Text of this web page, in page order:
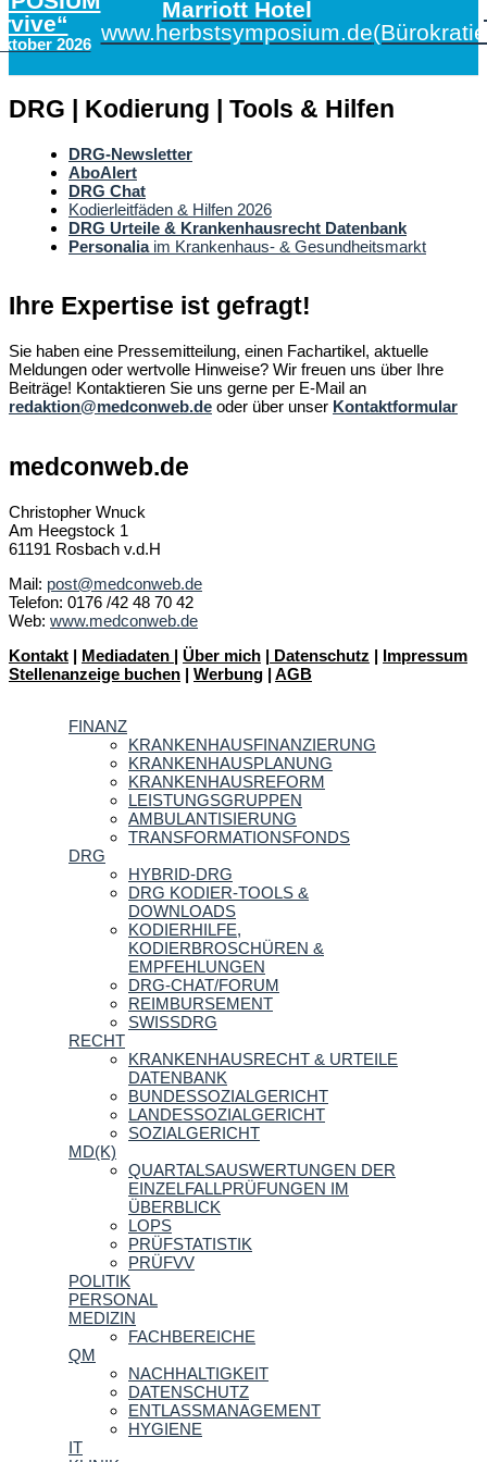
2026
Marriott Hotel
www.herbstsymposium.de
DRG | Kodierung | Tools & Hilfen
DRG-Newsletter
AboAlert
DRG Chat
Kodierleitfäden & Hilfen 2026
DRG Urteile & Krankenhausrecht Datenbank
Personaliaim Krankenhaus- & Gesundheitsmarkt
Ihre Expertise ist gefragt!
Sie haben eine Pressemitteilung, einen Fachartikel, aktuelle
Meldungen oder wertvolle Hinweise? Wir freuen uns über Ihre
Beiträge! Kontaktieren Sie uns gerne per E-Mail an
redaktion@medconweb.de oder über unser Kontaktformular
medconweb.de
Christopher Wnuck
Am Heegstock 1
61191 Rosbach v.d.H
Mail: post@medconweb.de
Telefon: 0176 /42 48 70 42
Web: www.medconweb.de
Kontakt | Mediadaten | Über mich | Datenschutz | Impressum
Stellenanzeige buchen | Werbung | AGB
FINANZ
KRANKENHAUSFINANZIERUNG
KRANKENHAUSPLANUNG
KRANKENHAUSREFORM
LEISTUNGSGRUPPEN
AMBULANTISIERUNG
TRANSFORMATIONSFONDS
DRG
HYBRID-DRG
DRG KODIER-TOOLS &
DOWNLOADS
KODIERHILFE,
KODIERBROSCHÜREN &
EMPFEHLUNGEN
DRG-CHAT/FORUM
REIMBURSEMENT
SWISSDRG
RECHT
KRANKENHAUSRECHT & URTEILE
DATENBANK
BUNDESSOZIALGERICHT
LANDESSOZIALGERICHT
SOZIALGERICHT
MD(K)
QUARTALSAUSWERTUNGEN DER
EINZELFALLPRÜFUNGEN IM
ÜBERBLICK
LOPS
PRÜFSTATISTIK
PRÜFVV
POLITIK
PERSONAL
MEDIZIN
FACHBEREICHE
QM
NACHHALTIGKEIT
DATENSCHUTZ
ENTLASSMANAGEMENT
HYGIENE
IT